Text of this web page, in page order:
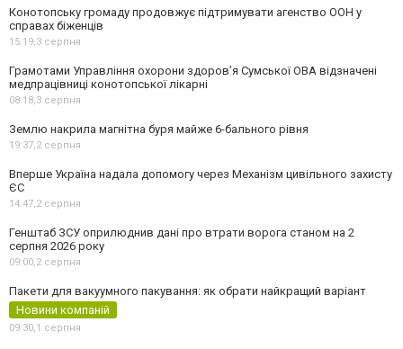
Конотопську громаду продовжує підтримувати агенство ООН у
справах біженців
15:19,3 серпня
Грамотами Управління охорони здоров’я Сумської ОВА відзначені
медпрацівниці конотопської лікарні
08:18,3 серпня
Землю накрила магнітна буря майже 6-бального рівня
19:37,2 серпня
Вперше Україна надала допомогу через Механізм цивільного захисту
ЄС
14:47,2 серпня
Генштаб ЗСУ оприлюднив дані про втрати ворога станом на 2
серпня 2026 року
09:00,2 серпня
Пакети для вакуумного пакування: як обрати найкращий варіант
Новини компаній
09:30,1 серпня